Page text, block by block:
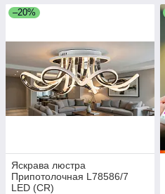
–20%
Яскрава люстра
Припотолочная L78586/7
LED (CR)